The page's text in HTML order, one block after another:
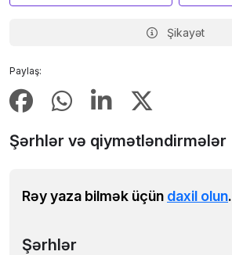
Paylaş:
Şikayət
Şərhlər və qiymətləndirmələr
Rəy yaza bilmək üçün daxil olun.
Şərhlər